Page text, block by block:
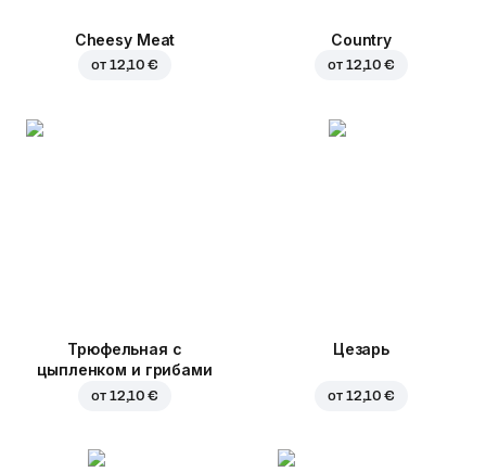
Cheesy Meat
от 12,10 €
Country
от 12,10 €
Трюфельная с
цыпленком и грибами
от 12,10 €
Цезарь
от 12,10 €